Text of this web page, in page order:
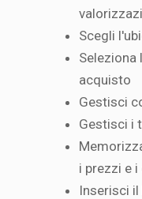
Scegli
Seleziona
acquisto
Gestisci
Gestisci i
i prezzi e
Inserisci il